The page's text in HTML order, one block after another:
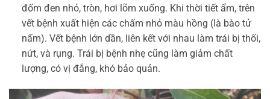
đốm đen nhỏ, tròn, hơi lõm xuống. Khi thời tiết ẩm, trên
vết bệnh xuất hiện các chấm nhỏ màu hồng (là bào tử
nấm). Vết bệnh lớn dần, liên kết với nhau làm trái bị thối,
nứt, và rụng. Trái bị bệnh nhẹ cũng làm giảm chất
lượng, có vị đắng, khó bảo quản.